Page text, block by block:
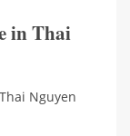
in Thai
Nguyen